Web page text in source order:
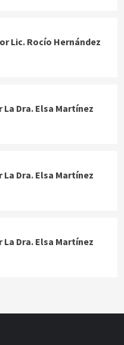
Lic. Rocío Hernández
La Dra. Elsa Martínez
La Dra. Elsa Martínez
La Dra. Elsa Martínez